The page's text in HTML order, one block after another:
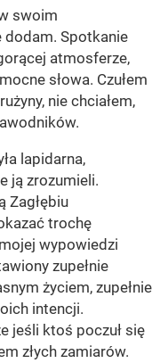
swoim
dodam. Spotkanie
atmosferze,
słowa. Czułem
nie chciałem,
lapidarna,
ją zrozumieli.
Zagłębiu
trochę
wypowiedzi
zupełnie
życiem, zupełnie
intencji.
jeśli ktoś poczuł się
złych zamiarów.